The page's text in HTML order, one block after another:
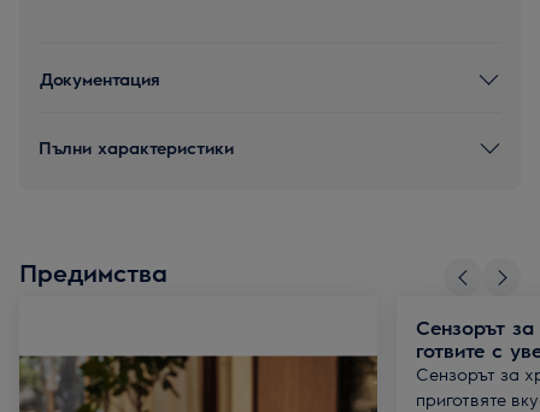
Документация
Пълни характеристики
Предимства
Сензорът
готвите с
Сензорът за
приготвяте